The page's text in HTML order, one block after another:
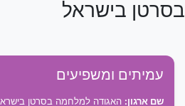
בסרטן בישראל
עמיתים ומשפיעים
שם ארגון: האגודה למלחמה בסרטן